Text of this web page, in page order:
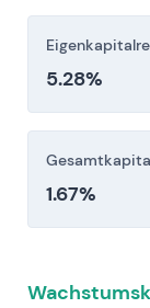
und
Anleger
5.28%
1.67%